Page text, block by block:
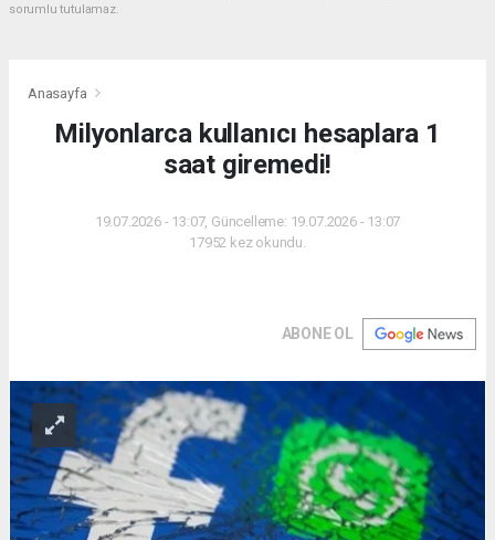
sorumlu tutulamaz.
Anasayfa
Milyonlarca kullanıcı hesaplara 1
saat giremedi!
19.07.2026 - 13:07, Güncelleme: 19.07.2026 - 13:07
17952 kez okundu.
ABONE OL